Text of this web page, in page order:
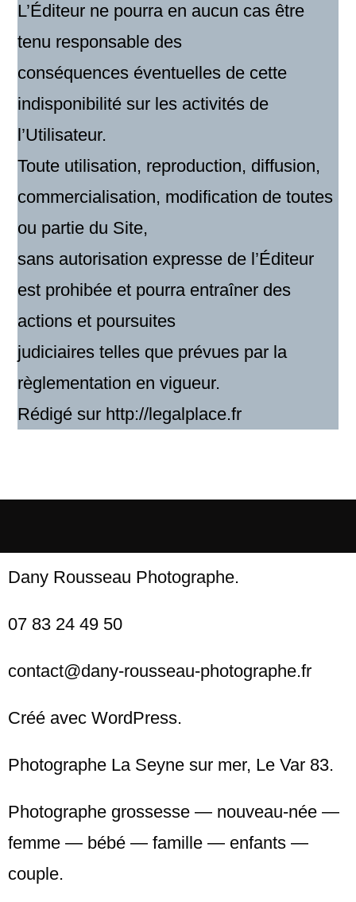
L’Éditeur ne pourra en aucun cas être
tenu responsable des
conséquences éventuelles de cette
indisponibilité sur les activités de
l’Utilisateur.
Toute utilisation, reproduction, diffusion,
commercialisation, modification de toutes
ou partie du Site,
sans autorisation expresse de l’Éditeur
est prohibée et pourra entraîner des
actions et poursuites
judiciaires telles que prévues par la
règlementation en vigueur.
Rédigé sur http://legalplace.fr
Dany Rousseau Photographe.
07 83 24 49 50
contact@dany-rousseau-photographe.fr
Créé avec WordPress.
Photographe La Seyne sur mer, Le Var 83.
Photographe grossesse — nouveau-née —
femme — bébé — famille — enfants —
couple.